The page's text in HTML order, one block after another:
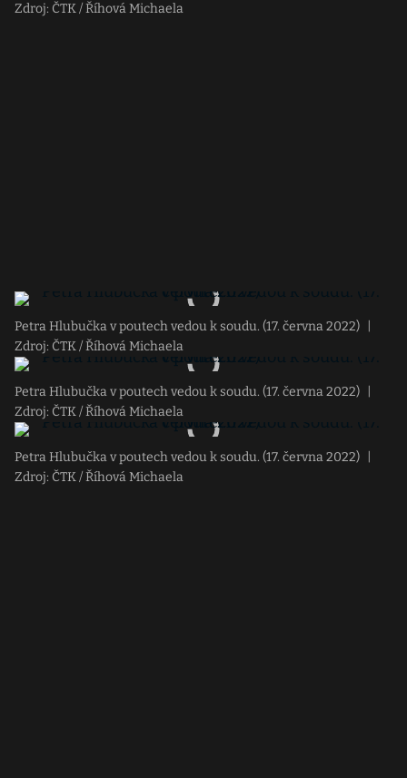
Zdroj: ČTK / Říhová Michaela
Petra Hlubučka v poutech vedou k soudu. (17. června 2022)
Zdroj: ČTK / Říhová Michaela
Petra Hlubučka v poutech vedou k soudu. (17. června 2022)
Zdroj: ČTK / Říhová Michaela
Petra Hlubučka v poutech vedou k soudu. (17. června 2022)
Zdroj: ČTK / Říhová Michaela